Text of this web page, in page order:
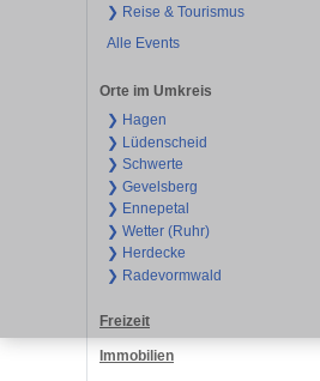
❯ Reise & Tourismus
Alle Events
Orte im Umkreis
❯ Hagen
❯ Lüdenscheid
❯ Schwerte
❯ Gevelsberg
❯ Ennepetal
❯ Wetter (Ruhr)
❯ Herdecke
❯ Radevormwald
Freizeit
Immobilien